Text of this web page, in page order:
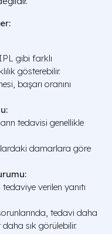
gibi farklı
gösterebilir.
başarı oranını
tedavisi genellikle
damarlara göre
verilen yanıtı
tedavi daha
sık görülebilir.